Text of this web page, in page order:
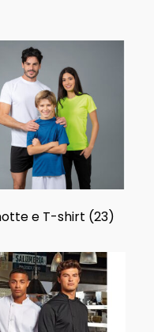
e T-shirt (23)